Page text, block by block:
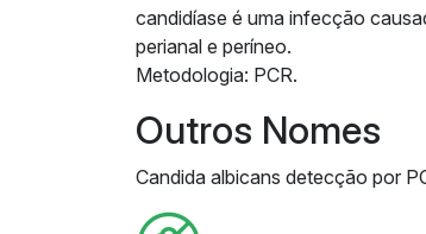
candidíase é uma infecção
perianal e períneo.
Metodologia: PCR.
Outros Nomes
Candida albicans detecção por